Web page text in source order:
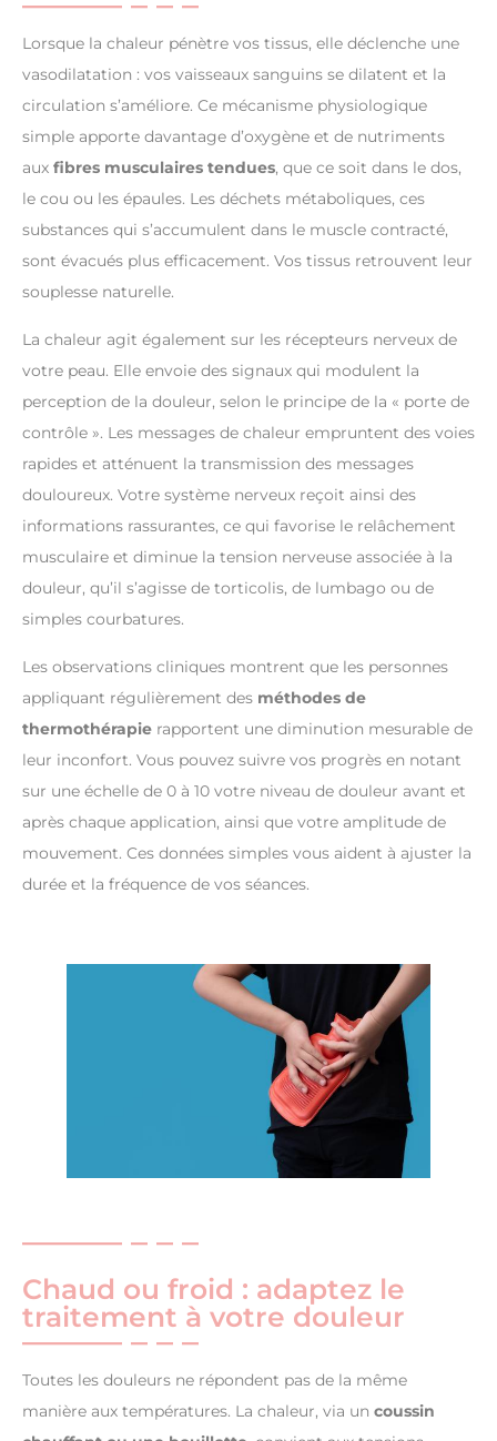
Lorsque la chaleur pénètre vos tissus, elle déclenche une
vasodilatation : vos vaisseaux sanguins se dilatent et la
circulation s’améliore. Ce mécanisme physiologique
simple apporte davantage d’oxygène et de nutriments
aux fibres musculaires tendues, que ce soit dans le dos,
le cou ou les épaules. Les déchets métaboliques, ces
substances qui s’accumulent dans le muscle contracté,
sont évacués plus efficacement. Vos tissus retrouvent leur
souplesse naturelle.
La chaleur agit également sur les récepteurs nerveux de
votre peau. Elle envoie des signaux qui modulent la
perception de la douleur, selon le principe de la « porte de
contrôle ». Les messages de chaleur empruntent des voies
rapides et atténuent la transmission des messages
douloureux. Votre système nerveux reçoit ainsi des
informations rassurantes, ce qui favorise le relâchement
musculaire et diminue la tension nerveuse associée à la
douleur, qu’il s’agisse de torticolis, de lumbago ou de
simples courbatures.
Les observations cliniques montrent que les personnes
appliquant régulièrement des méthodes de
thermothérapie rapportent une diminution mesurable de
leur inconfort. Vous pouvez suivre vos progrès en notant
sur une échelle de 0 à 10 votre niveau de douleur avant et
après chaque application, ainsi que votre amplitude de
mouvement. Ces données simples vous aident à ajuster la
durée et la fréquence de vos séances.
Chaud ou froid : adaptez le
traitement à votre douleur
Toutes les douleurs ne répondent pas de la même
manière aux températures. La chaleur, via un coussin